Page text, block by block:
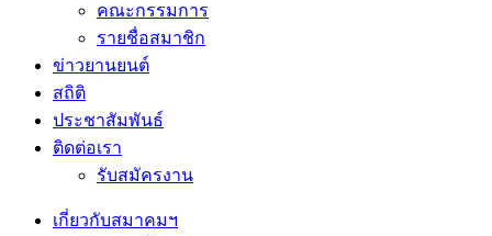
คณะกรรมการ
รายชื่อสมาชิก
ข่าวยานยนต์
สถิติ
ประชาสัมพันธ์
ติดต่อเรา
รับสมัครงาน
เกี่ยวกับสมาคมฯ